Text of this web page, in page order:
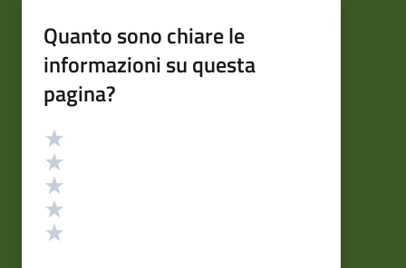
Quanto sono chiare le
informazioni su questa
pagina?
Valutazione